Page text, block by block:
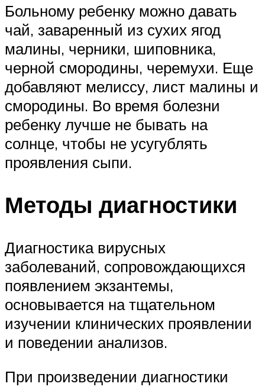
Больному ребенку можно давать
чай, заваренный из сухих ягод
малины, черники, шиповника,
черной смородины, черемухи. Еще
добавляют мелиссу, лист малины и
смородины. Во время болезни
ребенку лучше не бывать на
солнце, чтобы не усугублять
проявления сыпи.
Методы диагностики
Диагностика вирусных
заболеваний, сопровождающихся
появлением экзантемы,
основывается на тщательном
изучении клинических проявлении
и поведении анализов.
При произведении диагностики